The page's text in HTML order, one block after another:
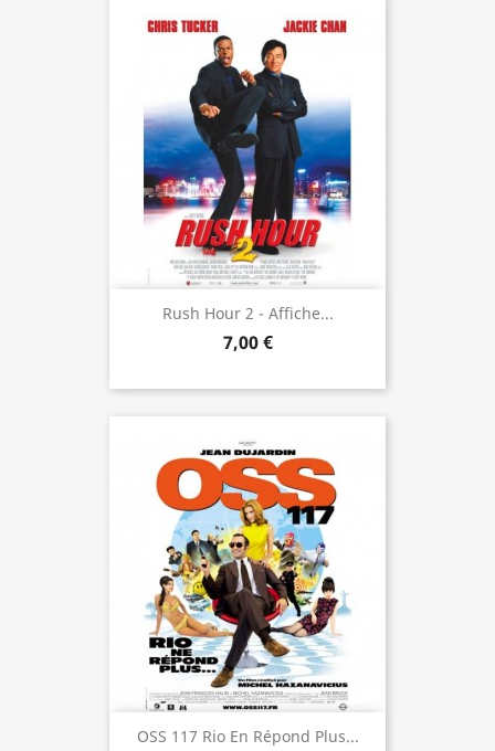
Rush Hour 2 - Affiche...
7,00 €
OSS 117 Rio En Répond Plus...